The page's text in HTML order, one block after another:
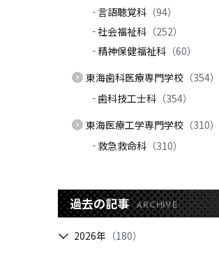
言語聴覚科 （94）
社会福祉科 （252）
精神保健福祉科 （60）
東海歯科医療専門学校 （354）
歯科技工士科 （354）
東海医療工学専門学校 （310）
救急救命科 （310）
過去の記事 ARCHIVE
2026年 （180）